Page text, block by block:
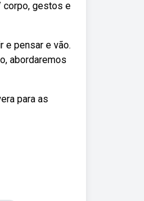
corpo, gestos e
e pensar e vão.
abordaremos
para as